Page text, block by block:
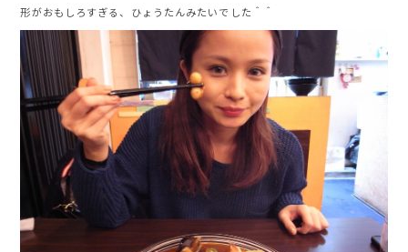
形がおもしろすぎる、ひょうたんみたいでした＾＾